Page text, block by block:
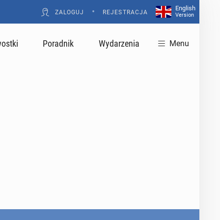
ZALOGUJ • REJESTRACJA
English
Version
Poradnik Wydarzenia Menu